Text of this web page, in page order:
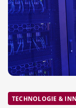
TECHNOLOGIE &